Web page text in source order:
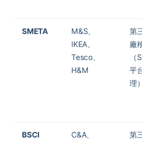
SMETA
M&S、
IKEA、
Tesco、
H&M
第
廠
（
平
理）
BSCI
C&A、
第